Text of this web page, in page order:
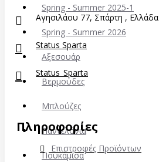
Spring - Summer 2025-1
Spring - Summer 2026
Αξεσουάρ
Βερμούδες
Μπλούζες
Παντελόνια
Πουκάμισα
Αγησιλάου 77, Σπάρτη , Ελλάδα
Status Sparta
Status_Sparta
Πληροφορίες
Επιστροφές Προϊόντων